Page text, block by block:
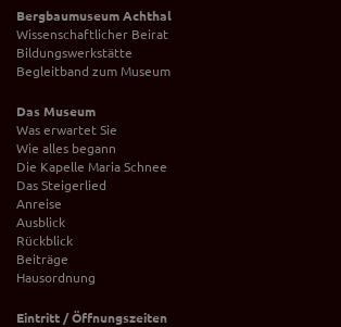
Bergbaumuseum Achthal
Wissenschaftlicher Beirat
Bildungswerkstätte
Begleitband zum Museum
Das Museum
Was erwartet Sie
Wie alles begann
Die Kapelle Maria Schnee
Das Steigerlied
Anreise
Ausblick
Rückblick
Beiträge
Hausordnung
Eintritt / Öffnungszeiten